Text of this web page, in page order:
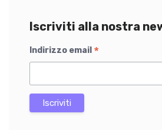
Iscriviti alla nostra
Indirizzo email *